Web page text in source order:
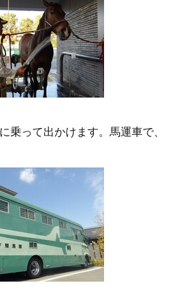
乗って出かけます。馬運車で、